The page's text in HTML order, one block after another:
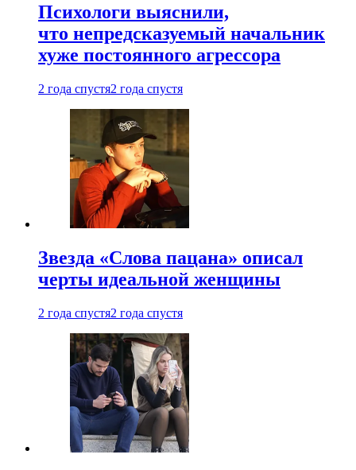
Психологи выяснили,
что непредсказуемый начальник
хуже постоянного агрессора
2 года спустя2 года спустя
Звезда «Слова пацана» описал
черты идеальной женщины
2 года спустя2 года спустя